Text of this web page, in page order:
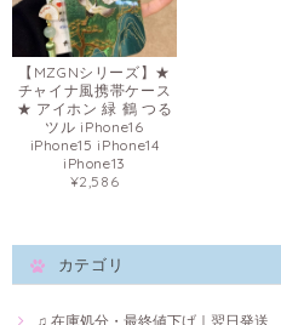
【MZGNシリーズ】★
チャイナ風携帯ケース
★ アイホン 緑 鶴 つる
ツル iPhone16
iPhone15 iPhone14
iPhone13
¥2,586
カテゴリ
♫ 在庫処分・最終値下げ｜翌日発送